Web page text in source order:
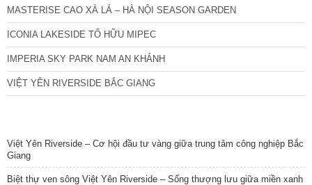
MASTERISE CAO XÀ LÁ – HÀ NỘI SEASON GARDEN
ICONIA LAKESIDE TỐ HỮU MIPEC
IMPERIA SKY PARK NAM AN KHÁNH
VIỆT YÊN RIVERSIDE BẮC GIANG
Việt Yên Riverside – Cơ hội đầu tư vàng giữa trung tâm công nghiệp Bắc
Giang
Biệt thự ven sông Việt Yên Riverside – Sống thượng lưu giữa miền xanh